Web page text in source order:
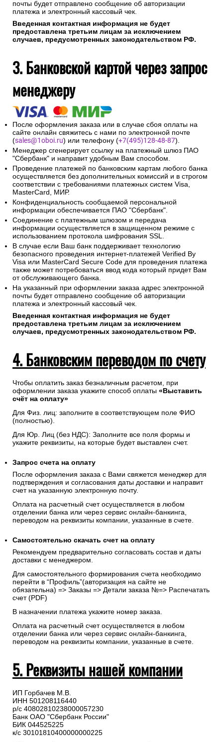
почты будет отправлено сообщение об авторизации
платежа и электронный кассовый чек.
Введенная контактная информация не будет
предоставлена третьим лицам за исключением
случаев, предусмотренных законодательством РФ.
3. Банковской картой через запрос
менеджеру
После оформления заказа или в случае сбоя оплаты на
сайте онлайн свяжитесь с нами по электронной почте
(sales@1oboi.ru) или телефону (+7(495)128-48-87).
Менеджер сгенерирует ссылку на платежный шлюз ПАО
"Сбербанк" и направит удобным Вам способом.
Проведение платежей по банковским картам любого банка
осуществляется без дополнительных комиссий и в строгом
соответствии с требованиями платежных систем Visa,
MasterCard, МИР.
Конфиденциальность сообщаемой персональной
информации обеспечивается ПАО "Сбербанк".
Соединение с платежным шлюзом и передача
информации осуществляется в защищенном режиме с
использованием протокола шифрования SSL.
В случае если Ваш банк поддерживает технологию
безопасного проведения интернет-платежей Verified By
Visa или MasterCard Secure Code для проведения платежа
также может потребоваться ввод кода который придет Вам
от обслуживающего банка.
На указанный при оформлении заказа адрес электронной
почты будет отправлено сообщение об авторизации
платежа и электронный кассовый чек.
Введенная контактная информация не будет
предоставлена третьим лицам за исключением
случаев, предусмотренных законодательством РФ.
4. Банковским переводом по счету
Чтобы оплатить заказ безналичным расчетом, при
оформлении заказа укажите способ оплаты «Выставить
счёт на оплату»
Для Физ. лиц: заполните в соответствующем поле ФИО
(полностью).
Для Юр. Лиц (без НДС): Заполните все поля формы и
укажите реквизиты, на которые будет выставлен счет.
Запрос счета на оплату
После оформления заказа с Вами свяжется менеджер для
подтверждения и согласования даты доставки и направит
счет на указанную электронную почту.
Оплата на расчетный счет осуществляется в любом
отделении банка или через сервис онлайн-банкинга,
переводом на реквизиты компании, указанные в счете.
Самостоятельно скачать счет на оплату
Рекомендуем предварительно согласовать состав и даты
доставки с менеджером.
Для самостоятельного формирования счета необходимо
перейти в “Профиль”(авторизация на сайте не
обязательна) => Заказы => Детали заказа №=> Распечатать
счет (PDF)
В назначении платежа укажите номер заказа.
Оплата на расчетный счет осуществляется в любом
отделении банка или через сервис онлайн-банкинга,
переводом на реквизиты компании, указанные в счете.
5. Реквизиты нашей компании
ИП Горбачев М.В.
ИНН 501208116440
р/с 40802810238000057230
Банк ОАО "Сбербанк России"
БИК 044525225
к/с 30101810400000000225